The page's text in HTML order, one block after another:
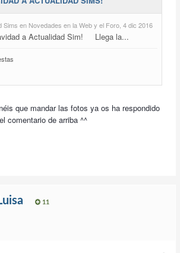
que mandar las fotos ya os ha respondido
comentario de arriba ^^
11